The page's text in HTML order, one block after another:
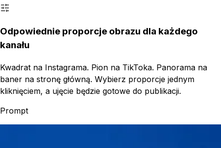
Odpowiednie proporcje obrazu dla każdego
kanału
Kwadrat na Instagrama. Pion na TikToka. Panorama na
baner na stronę główną. Wybierz proporcje jednym
kliknięciem, a ujęcie będzie gotowe do publikacji.
Prompt